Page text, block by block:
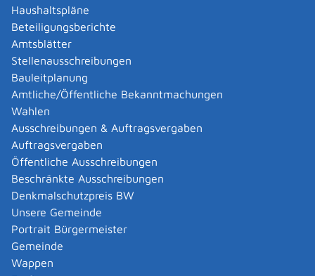
Haushaltspläne
Beteiligungsberichte
Amtsblätter
Stellenausschreibungen
Bauleitplanung
Amtliche/Öffentliche Bekanntmachungen
Wahlen
Ausschreibungen & Auftragsvergaben
Auftragsvergaben
Öffentliche Ausschreibungen
Beschränkte Ausschreibungen
Denkmalschutzpreis BW
Unsere Gemeinde
Portrait Bürgermeister
Gemeinde
Wappen
Voraussetzungen
Ausnahmegrund
für eine
kann das Ablegen der Meisterprüfung
ausnahmsweise nicht zugemutet werden.
Ausnahmegründe kommen infrage:
Beschränkung auf eine Spezialtätigkeit
gesundheitliche und körperliche Behinderungen
Vorliegen anderer Prüfungen
für einebefristeteAusnahmebewilligung:
Arbeitslosigkeit infolge Outsourcings
Gelegenheit zu einer Betriebsübernahme
lange Wartezeiten bei Meisterprüfungen